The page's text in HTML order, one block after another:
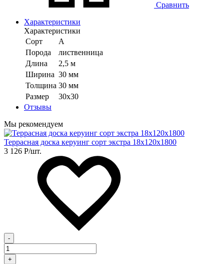
Сравнить
Характеристики
Характеристики
Сорт
А
Порода
лиственница
Длина
2,5 м
Ширина 30 мм
Толщина 30 мм
Размер
30х30
Отзывы
Мы рекомендуем
Террасная доска керуинг сорт экстра 18х120х1800
3 126 Р/шт.
-
+